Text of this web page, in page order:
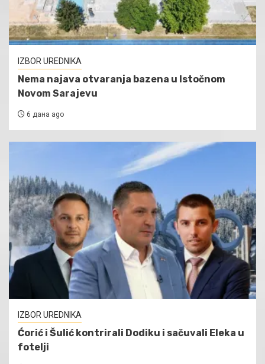
IZBOR UREDNIKA
Nema najava otvaranja bazena u Istočnom
Novom Sarajevu
6 дана ago
IZBOR UREDNIKA
Ćorić i Šulić kontrirali Dodiku i sačuvali Eleka u
fotelji